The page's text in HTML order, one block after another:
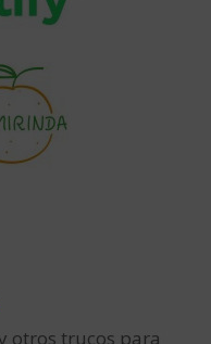
otros trucos para